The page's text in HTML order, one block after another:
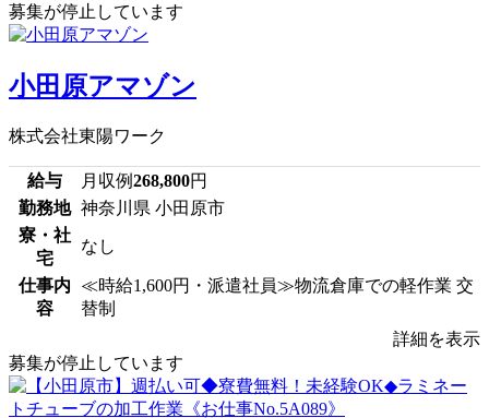
募集が停止しています
小田原アマゾン
株式会社東陽ワーク
給与 月収例268,800円
勤務地 神奈川県 小田原市
寮・社
宅
なし
仕事内
容
≪時給1,600円・派遣社員≫物流倉庫での軽作業 交
替制
詳細を表示
募集が停止しています